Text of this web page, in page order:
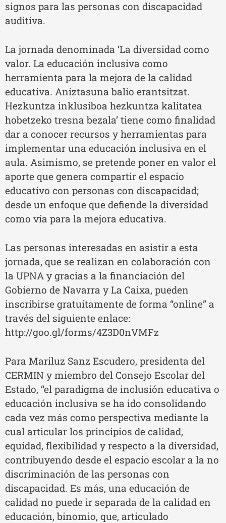
signos para las personas con discapacidad
auditiva.
La jornada denominada ‘La diversidad como
valor. La educación inclusiva como
herramienta para la mejora de la calidad
educativa. Aniztasuna balio erantsitzat.
Hezkuntza inklusiboa hezkuntza kalitatea
hobetzeko tresna bezala’ tiene como finalidad
dar a conocer recursos y herramientas para
implementar una educación inclusiva en el
aula. Asimismo, se pretende poner en valor el
aporte que genera compartir el espacio
educativo con personas con discapacidad;
desde un enfoque que defiende la diversidad
como vía para la mejora educativa.
Las personas interesadas en asistir a esta
jornada, que se realizan en colaboración con
la UPNA y gracias a la financiación del
Gobierno de Navarra y La Caixa, pueden
inscribirse gratuitamente de forma “online” a
través del siguiente enlace:
http://goo.gl/forms/4Z3D0nVMFz
Para Mariluz Sanz Escudero, presidenta del
CERMIN y miembro del Consejo Escolar del
Estado, “el paradigma de inclusión educativa o
educación inclusiva se ha ido consolidando
cada vez más como perspectiva mediante la
cual articular los principios de calidad,
equidad, flexibilidad y respecto a la diversidad,
contribuyendo desde el espacio escolar a la no
discriminación de las personas con
discapacidad. Es más, una educación de
calidad no puede ir separada de la calidad en
educación, binomio, que, articulado